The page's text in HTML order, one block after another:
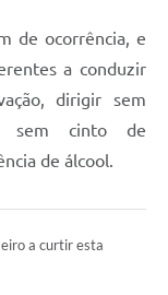
de ocorrência, e
a conduzir
dirigir sem
sem cinto de
de álcool.
a curtir esta